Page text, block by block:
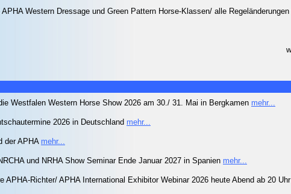
APHA Western Dressage und Green Pattern Horse-Klassen/ alle
Westfalen Western Horse Show 2026 am 30./ 31. Mai in Bergkamen mehr...
2026 in Deutschland mehr...
der APHA mehr...
und NRHA Show Seminar Ende Januar 2027 in Spanien mehr...
APHA-Richter/ APHA International Exhibitor Webinar 2026 heute Abend ab 20 Uhr